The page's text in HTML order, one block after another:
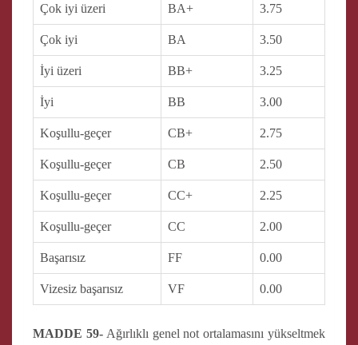
Çok iyi üzeri BA+ 3.75
Çok iyi BA 3.50
İyi üzeri BB+ 3.25
İyi BB 3.00
Koşullu-geçer CB+ 2.75
Koşullu-geçer CB 2.50
Koşullu-geçer CC+ 2.25
Koşullu-geçer CC 2.00
Başarısız FF 0.00
Vizesiz başarısız VF 0.00
MADDE 59-Ağırlıklı genel not ortalamasını yükseltmek